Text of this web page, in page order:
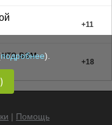
+11
вам
+18
| Помощь
подробнее).